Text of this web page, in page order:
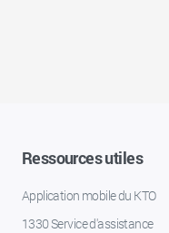
Ressources utiles
Application mobile du KTO
1330 Service d'assistance